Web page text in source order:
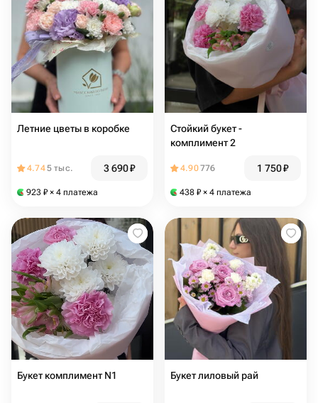
Летние цветы в коробке
4.745 тыс. 3 690₽
923 ₽ × 4 платежа
Стойкий букет -
комплимент 2
4.90776 1 750₽
438 ₽ × 4 платежа
Букет комплимент N1 Букет лиловый рай